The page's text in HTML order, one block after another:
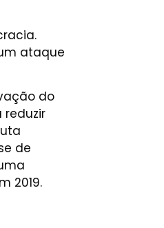
ataque
do
reduzir
de
2019.